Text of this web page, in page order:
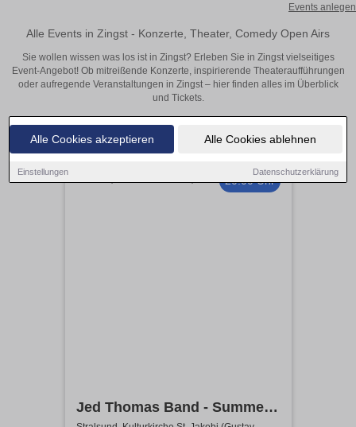
Alle Cookies akzeptieren Alle Cookies ablehnen
Einstellungen Datenschutzerklärung
Events anlegen
Alle Events in Zingst - Konzerte, Theater, Comedy Open Airs
Sie wollen wissen was los ist in Zingst? Erleben Sie in Zingst vielseitiges
Event-Angebot! Ob mitreißende Konzerte, inspirierende Theateraufführungen
oder aufregende Veranstaltungen in Zingst – hier finden alles im Überblick
und Tickets.
20:00 Uhr
Jed Thomas Band - Summer